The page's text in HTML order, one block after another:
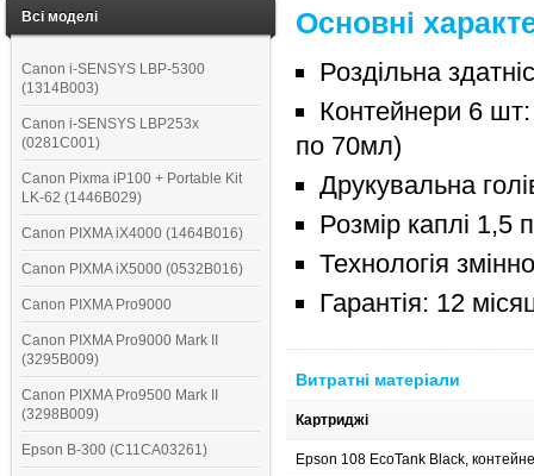
Всі моделі
Canon i-SENSYS LBP-5300
(1314B003)
Canon i-SENSYS LBP253x
(0281C001)
Canon Pixma iP100 + Portable Kit
LK-62 (1446B029)
Canon PIXMA iX4000 (1464B016)
Canon PIXMA iX5000 (0532B016)
Canon PIXMA Pro9000
Canon PIXMA Pro9000 Mark II
(3295B009)
Canon PIXMA Pro9500 Mark II
(3298B009)
Epson B-300 (C11CA03261)
Основні
Роздільна
Контейнери 6
по 70мл)
Друкувальна
Розмір каплі 1,5
Технологія
Гарантія: 12
Витратні матеріали
Картриджі
Epson 108 EcoTank Black,